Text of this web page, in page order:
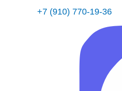
+7 (910) 770-19-36